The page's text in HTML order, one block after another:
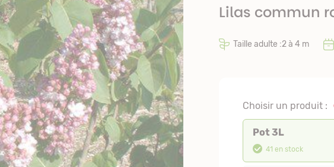
Lilas commun
Taille adulte :2 à 4 m
Choisir un produit :
Pot 3L
41 en stock